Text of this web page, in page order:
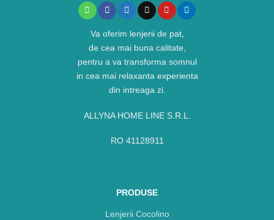
Va oferim lenjerii de pat,
de cea mai buna calitate,
pentru a va transforma somnul
in cea mai relaxanta experienta
din intreaga zi.
ALLYNA HOME LINE S.R.L.
RO 41128911
PRODUSE
Lenjerii Cocolino